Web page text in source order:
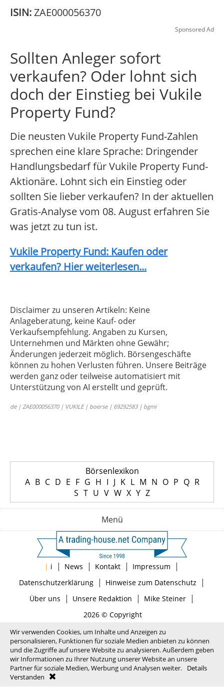
ISIN:ZAE000056370
Sponsored Ad
Sollten Anleger sofort
verkaufen? Oder lohnt sich
doch der Einstieg bei Vukile
Property Fund?
Die neusten Vukile Property Fund-Zahlen
sprechen eine klare Sprache: Dringender
Handlungsbedarf für Vukile Property Fund-
Aktionäre. Lohnt sich ein Einstieg oder
sollten Sie lieber verkaufen? In der aktuellen
Gratis-Analyse vom 08. August erfahren Sie
was jetzt zu tun ist.
Vukile Property Fund: Kaufen oder
verkaufen? Hier weiterlesen...
Disclaimer zu unseren Artikeln: Keine
Anlageberatung, keine Kauf- oder
Verkaufsempfehlung. Angaben zu Kursen,
Unternehmen und Märkten ohne Gewähr;
Änderungen jederzeit möglich. Börsengeschäfte
können zu hohen Verlusten führen. Unsere Beiträge
werden ganz oder teilweise automatisiert mit
Unterstützung von AI erstellt und geprüft.
de | ZAE000056370 | VUKILE | boerse | 69292583 | bgmi
Börsenlexikon
A B C D E F G H I J K L M N O P Q R
S T U V W X Y Z
Menü
| i | News | Kontakt | Impressum |
Datenschutzerklärung| Hinweise zum Datenschutz |
Über uns | Unsere Redaktion | Mike Steiner|
2026 © Copyright
Wir verwenden Cookies, um Inhalte und Anzeigen zu
personalisieren, Funktionen für soziale Medien anbieten zu können
und die Zugriffe auf unsere Website zu analysieren. Außerdem geben
wir Informationen zu Ihrer Nutzung unserer Website an unsere
Partner für soziale Medien, Werbung und Analysen weiter.
Details
Verstanden